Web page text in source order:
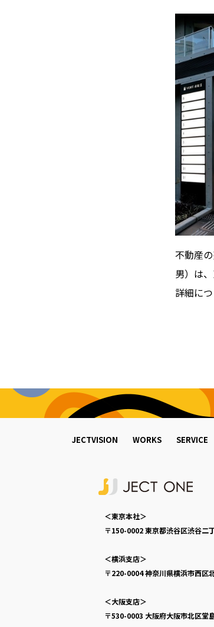
不動産
男）は
詳細に
JECTVISION WORKS SERVICE
＜東京本社＞
〒150-0002東京都渋谷区渋谷二
＜横浜支店＞
〒220-0004神奈川県横浜市西区
＜大阪支店＞
〒530-0003 大阪府大阪市北区堂